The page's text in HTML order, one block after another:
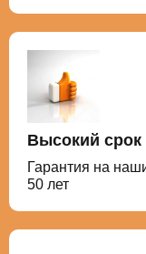
Высокий
Гарантия на
50 лет